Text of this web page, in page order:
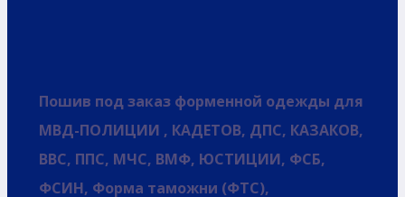
Пошив под заказ форменной одежды для
МВД-ПОЛИЦИИ , КАДЕТОВ, ДПС, КАЗАКОВ,
ВВС, ППС, МЧС, ВМФ, ЮСТИЦИИ, ФСБ,
ФСИН, Форма таможни (ФТС),